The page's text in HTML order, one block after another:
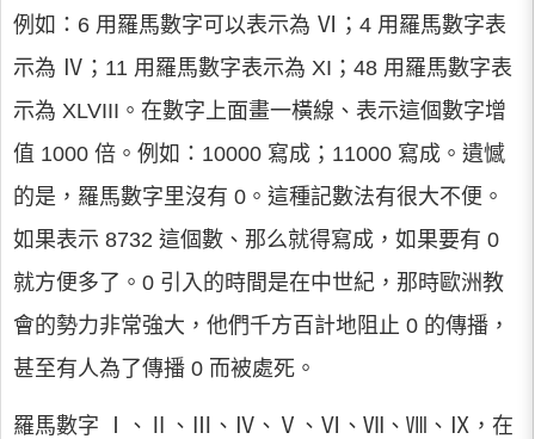
例如：6 用羅馬數字可以表示為 Ⅵ；4 用羅馬數字表
示為 Ⅳ；11 用羅馬數字表示為 XI；48 用羅馬數字表
示為 XLVIII。在數字上面畫一橫線、表示這個數字增
值 1000 倍。例如：10000 寫成；11000 寫成。遺憾
的是，羅馬數字里沒有 0。這種記數法有很大不便。
如果表示 8732 這個數、那么就得寫成，如果要有 0
就方便多了。0 引入的時間是在中世紀，那時歐洲教
會的勢力非常強大，他們千方百計地阻止 0 的傳播，
甚至有人為了傳播 0 而被處死。
羅馬數字 Ⅰ、Ⅱ、Ⅲ、Ⅳ、Ⅴ、Ⅵ、Ⅶ、Ⅷ、Ⅸ，在